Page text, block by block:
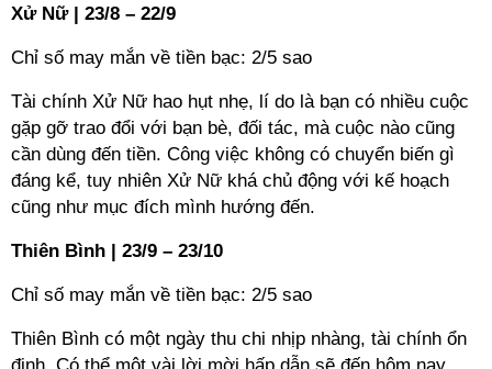
Xử Nữ | 23/8 – 22/9
Chỉ số may mắn về tiền bạc: 2/5 sao
Tài chính Xử Nữ hao hụt nhẹ, lí do là bạn có nhiều cuộc
gặp gỡ trao đổi với bạn bè, đối tác, mà cuộc nào cũng
cần dùng đến tiền. Công việc không có chuyển biến gì
đáng kể, tuy nhiên Xử Nữ khá chủ động với kế hoạch
cũng như mục đích mình hướng đến.
Thiên Bình | 23/9 – 23/10
Chỉ số may mắn về tiền bạc: 2/5 sao
Thiên Bình có một ngày thu chi nhịp nhàng, tài chính ổn